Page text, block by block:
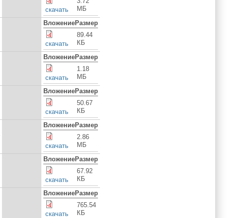
скачать
МБ
ВложениеРазмер
cкачать
89.44
КБ
ВложениеРазмер
скачать
1.18
МБ
ВложениеРазмер
скачать
50.67
КБ
ВложениеРазмер
скачать
2.86
МБ
ВложениеРазмер
скачать
67.92
КБ
ВложениеРазмер
скачать
765.54
КБ